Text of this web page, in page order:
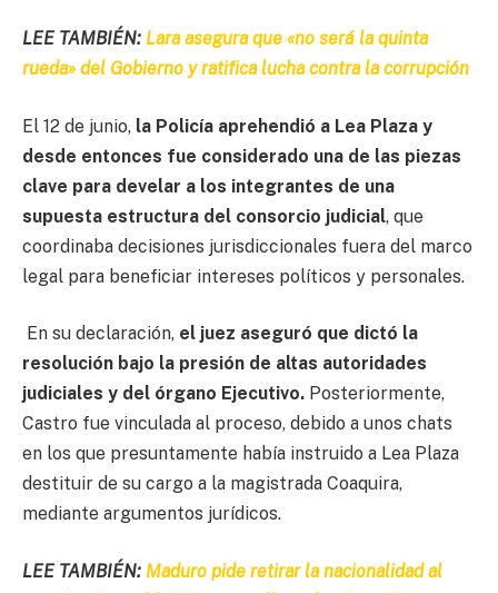
LEE TAMBIÉN: Lara asegura que «no será la quinta
rueda» del Gobierno y ratifica lucha contra la corrupción
El 12 de junio, la Policía aprehendió a Lea Plaza y
desde entonces fue considerado una de las piezas
clave para develar a los integrantes de una
supuesta estructura del consorcio judicial, que
coordinaba decisiones jurisdiccionales fuera del marco
legal para beneficiar intereses políticos y personales.
En su declaración, el juez aseguró que dictó la
resolución bajo la presión de altas autoridades
judiciales y del órgano Ejecutivo. Posteriormente,
Castro fue vinculada al proceso, debido a unos chats
en los que presuntamente había instruido a Lea Plaza
destituir de su cargo a la magistrada Coaquira,
mediante argumentos jurídicos.
LEE TAMBIÉN: Maduro pide retirar la nacionalidad al